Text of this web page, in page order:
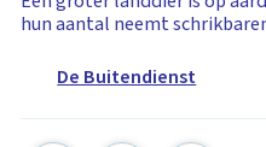
hun aantal neemt
De Buitendienst